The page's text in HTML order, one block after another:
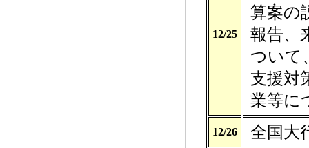
12/25
算案の
報告、
ついて
支援対
業等に
12/26 全国大